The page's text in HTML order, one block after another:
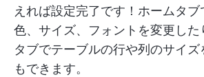
えれば設定完了です！ホームタ
色、サイズ、フォントを変更した
タブでテーブルの行や列のサイズ
もできます。